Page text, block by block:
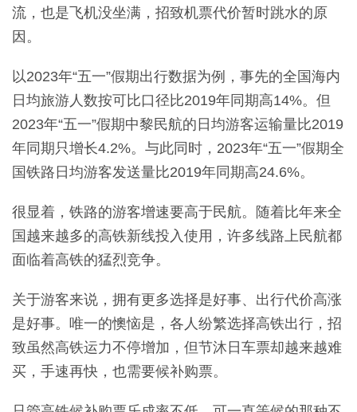
流，也是飞机没坐满，招致机票代价暂时跳水的原
因。
以2023年“五一”假期出行数据为例，事先的全国海内
日均旅游人数按可比口径比2019年同期高14%。但
2023年“五一”假期中黎民航的日均游客运输量比2019
年同期只增长4.2%。与此同时，2023年“五一”假期全
国铁路日均游客发送量比2019年同期高24.6%。
很显着，铁路的游客增速要高于民航。随着比年来全
国越来越多的高铁新线投入使用，许多线路上民航都
面临着高铁的猛烈竞争。
关于游客来说，拥有更多选择是好事、出行代价高涨
是好事。唯一的懊恼是，各人纷繁选择高铁出行，招
致虽然高铁运力不停增加，但节沐日车票却越来越难
买，手速再快，也需要候补购票。